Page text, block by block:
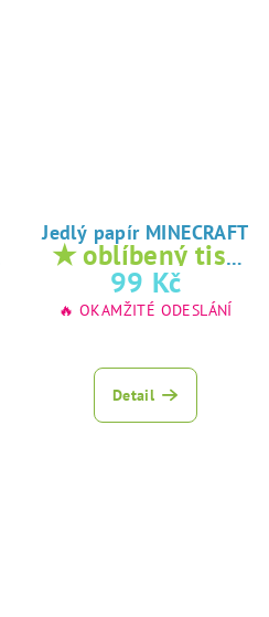
Jedlý papír MINECRAFT
★ oblíbený tisk
na jedlý papír
99 Kč
🔥 OKAMŽITÉ ODESLÁNÍ
Detail